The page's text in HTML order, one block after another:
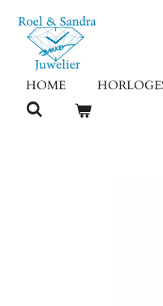
Ga
direct
hoofdinhoud
HOME